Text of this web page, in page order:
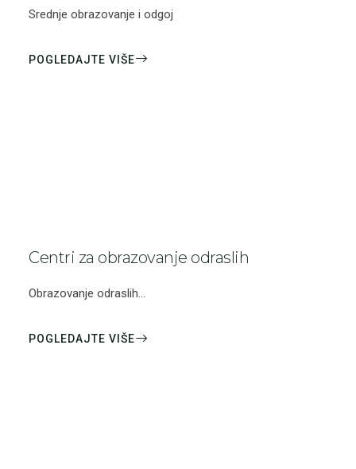
Srednje obrazovanje i odgoj
POGLEDAJTE VIŠE
Centri za obrazovanje odraslih
Obrazovanje odraslih...
POGLEDAJTE VIŠE